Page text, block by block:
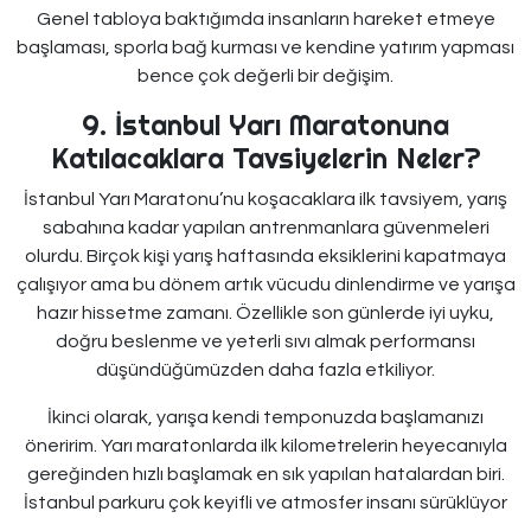
Genel tabloya baktığımda insanların hareket etmeye
başlaması, sporla bağ kurması ve kendine yatırım yapması
bence çok değerli bir değişim.
9. İstanbul Yarı Maratonuna
Katılacaklara Tavsiyelerin Neler?
İstanbul Yarı Maratonu’nu koşacaklara ilk tavsiyem, yarış
sabahına kadar yapılan antrenmanlara güvenmeleri
olurdu. Birçok kişi yarış haftasında eksiklerini kapatmaya
çalışıyor ama bu dönem artık vücudu dinlendirme ve yarışa
hazır hissetme zamanı. Özellikle son günlerde iyi uyku,
doğru beslenme ve yeterli sıvı almak performansı
düşündüğümüzden daha fazla etkiliyor.
İkinci olarak, yarışa kendi temponuzda başlamanızı
öneririm. Yarı maratonlarda ilk kilometrelerin heyecanıyla
gereğinden hızlı başlamak en sık yapılan hatalardan biri.
İstanbul parkuru çok keyifli ve atmosfer insanı sürüklüyor